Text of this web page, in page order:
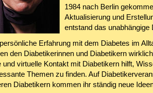
1984 nach Berlin
Aktualisierung und
entstand das unabhängige
Erfahrung mit dem Diabetes im
den Diabetikerinnen und Diabetikern
und virtuelle Kontakt mit Diabetikern hilft,
Themen zu finden. Auf
Diabetikern kommen ihr ständig neue